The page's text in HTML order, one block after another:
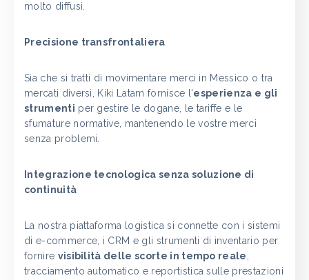
molto diffusi.
Precisione transfrontaliera
Sia che si tratti di movimentare merci in Messico o tra
mercati diversi, Kiki Latam fornisce l'esperienza e gli
strumenti per gestire le dogane, le tariffe e le
sfumature normative, mantenendo le vostre merci
senza problemi.
Integrazione tecnologica senza soluzione di
continuità
La nostra piattaforma logistica si connette con i sistemi
di e-commerce, i CRM e gli strumenti di inventario per
fornire visibilità delle scorte in tempo reale,
tracciamento automatico e reportistica sulle prestazioni